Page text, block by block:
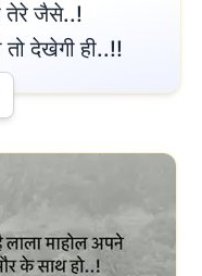
तो देखेगी ही..!!